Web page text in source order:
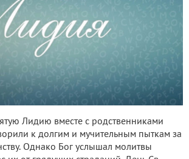
Лидию вместе с родственниками
к долгим и мучительным пыткам за
Однако Бог услышал молитвы